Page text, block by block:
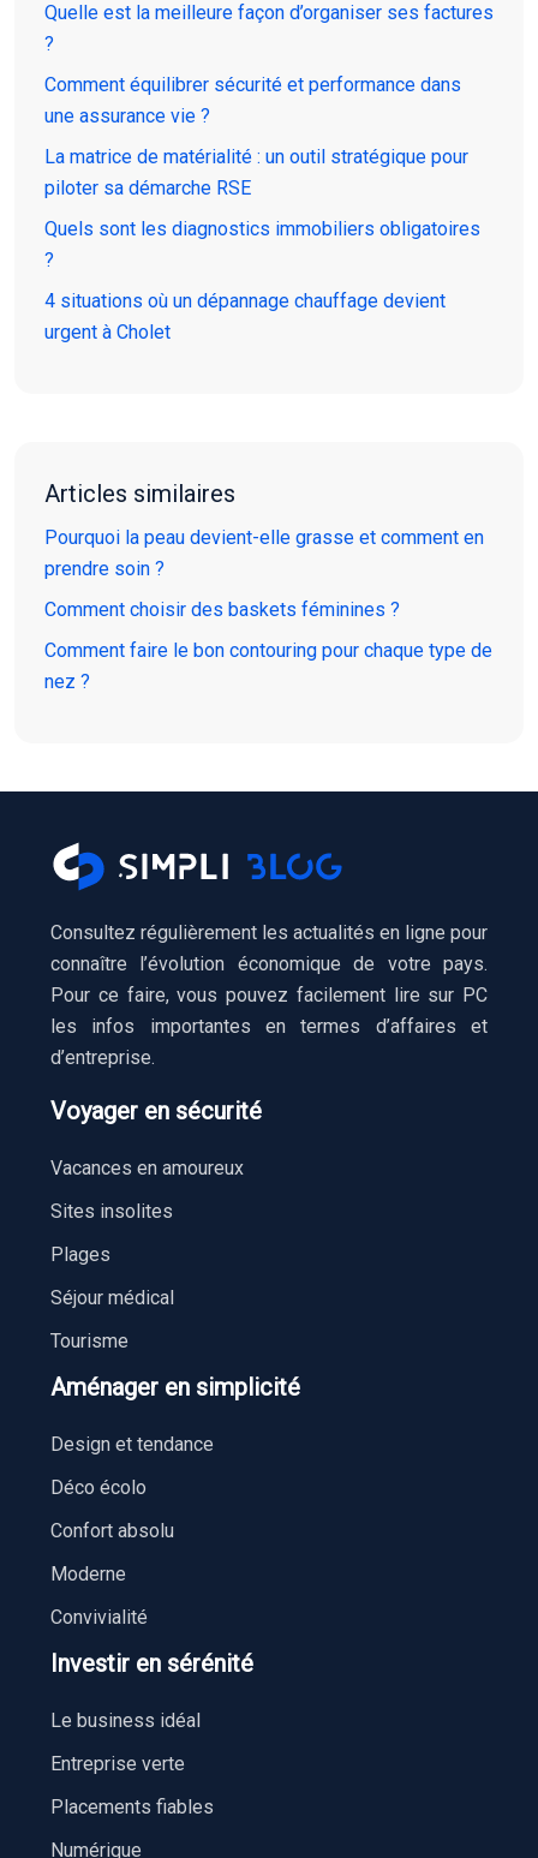
Quelle est la meilleure façon d’organiser ses factures
?
Comment équilibrer sécurité et performance dans
une assurance vie ?
La matrice de matérialité : un outil stratégique pour
piloter sa démarche RSE
Quels sont les diagnostics immobiliers obligatoires
?
4 situations où un dépannage chauffage devient
urgent à Cholet
Articles similaires
Pourquoi la peau devient-elle grasse et comment en
prendre soin ?
Comment choisir des baskets féminines ?
Comment faire le bon contouring pour chaque type de
nez ?
Consultez régulièrement les actualités en ligne pour
connaître l’évolution économique de votre pays.
Pour ce faire, vous pouvez facilement lire sur PC
les infos importantes en termes d’affaires et
d’entreprise.
Voyager en sécurité
Vacances en amoureux
Sites insolites
Plages
Séjour médical
Tourisme
Aménager en simplicité
Design et tendance
Déco écolo
Confort absolu
Moderne
Convivialité
Investir en sérénité
Le business idéal
Entreprise verte
Placements fiables
Numérique